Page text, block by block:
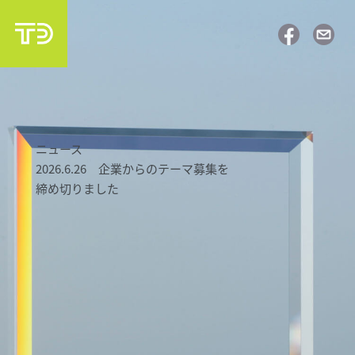
ニュース
2026.6.26 企業からのテーマ募集を
締め切りました